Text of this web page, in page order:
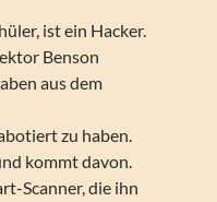
ist ein Hacker.
Benson
aus dem
zu haben.
kommt davon.
Scanner, die ihn